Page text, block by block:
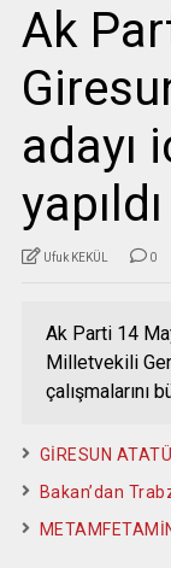
Ak
adayı
yapıldı
Ufuk KEKÜL 0
Ak Parti 14
Milletvekili
çalışmalarını
GİRESUN
Bakan’dan